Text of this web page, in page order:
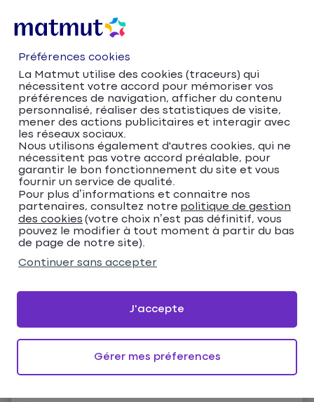
Accueil
Trouver votre agence Matmut
Provence-Alpes-Côte d'Azur
Bouches-du-Rhône
Vitrolles
Matmut Assurances Les Arceaux, Vitrolles
Matmut Assurances Les
Arceaux, Vitrolles
4,5 246 avisDonnez votre avis
Les Arceaux, 13127 Vitrolles
Préférences cookies
La Matmut utilise des cookies (traceurs) qui
nécessitent votre accord pour mémoriser vos
préférences de navigation, afficher du contenu
personnalisé, réaliser des statistiques de visite,
mener des actions publicitaires et interagir avec
les réseaux sociaux.
Nous utilisons également d'autres cookies, qui ne
nécessitent pas votre accord préalable, pour
garantir le bon fonctionnement du site et vous
fournir un service de qualité.
Pour plus d’informations et connaitre nos
partenaires, consultez notre politique de gestion
des cookies (votre choix n’est pas définitif, vous
pouvez le modifier à tout moment à partir du bas
de page de notre site).
Continuer sans accepter
Gérer mes préferences
J'accepte